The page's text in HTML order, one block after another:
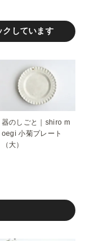
クしています
器のしごと｜shiro m
oegi 小菊プレート
（大）